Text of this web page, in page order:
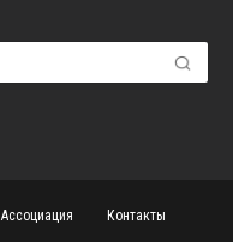
Ассоциация Контакты